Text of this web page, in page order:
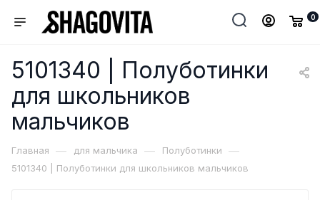
0
5101340 | Полуботинки
для школьников
мальчиков
Главная — для мальчика — Полуботинки —
5101340 | Полуботинки для школьников мальчиков